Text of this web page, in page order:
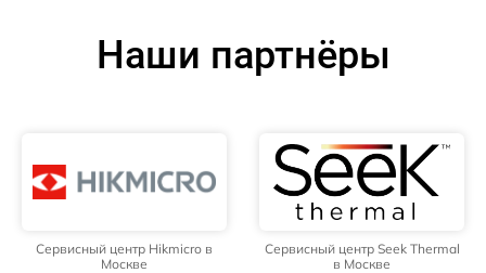
Наши партнёры
Сервисный центр Hikmicro в
Москве
Сервисный центр Seek Thermal
в Москве